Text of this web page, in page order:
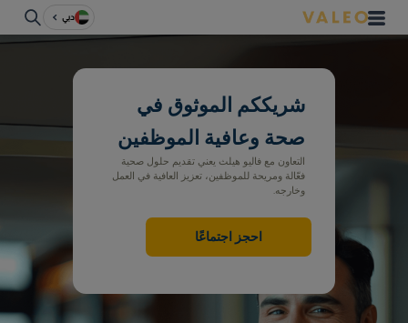
دبي
شريككم الموثوق في
صحة وعافية الموظفين
التعاون مع فاليو هيلث يعني تقديم حلول صحية
فعّالة ومريحة للموظفين، تعزيز العافية في العمل
احجز اجتماعًا